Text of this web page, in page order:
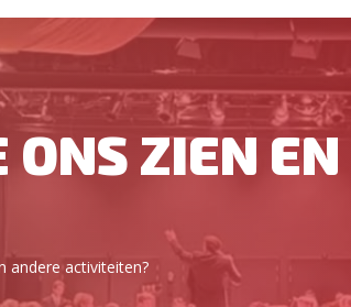
ZIEN EN
andere activiteiten?